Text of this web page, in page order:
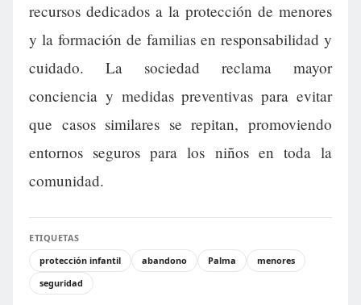
recursos dedicados a la protección de menores
y la formación de familias en responsabilidad y
cuidado. La sociedad reclama mayor
conciencia y medidas preventivas para evitar
que casos similares se repitan, promoviendo
entornos seguros para los niños en toda la
comunidad.
ETIQUETAS
protección infantil
abandono Palma
menores
seguridad